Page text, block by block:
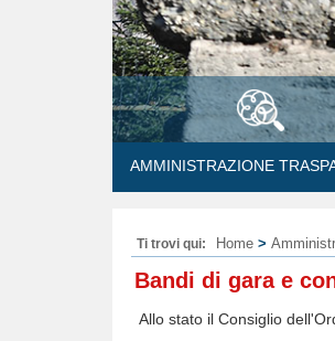
AMMINISTRAZIONE
Ti trovi qui: Home >
Bandi di gara e
Allo stato il Consiglio